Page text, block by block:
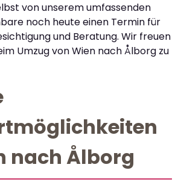
von unserem umfassenden
noch heute einen Termin für
und Beratung. Wir freuen
Umzug von Wien nach Ålborg zu
nach Ålborg